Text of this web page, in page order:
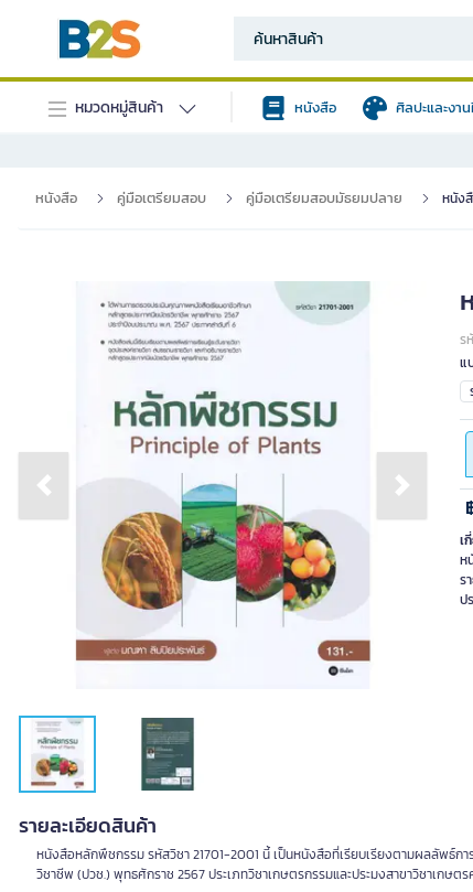
หมวดหมู่สินค้า หนังสือ ศิลปะและงา
หนังสือ คู่มือเตรียมสอบ คู่มือเตรียมสอบมัธยมปลาย หนัง
Previous slide Next slide
ร
แ
เ
ห
ร
ป
รายละเอียดสินค้า
หนังสือหลักพืชกรรม รหัสวิชา 21701-2001 นี้ เป็นหนังสือที่เรียบเรียงตามผลลัพธ์กา
วิชาชีพ (ปวช.) พุทธศักราช 2567 ประเภทวิชาเกษตรกรรมและประมงสาขาวิชาเกษต